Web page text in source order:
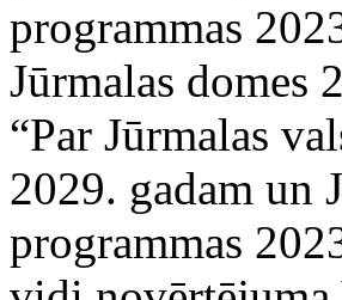
programmas
Jūrmalas domes
“Par Jūrmalas
2029. gadam un
programmas